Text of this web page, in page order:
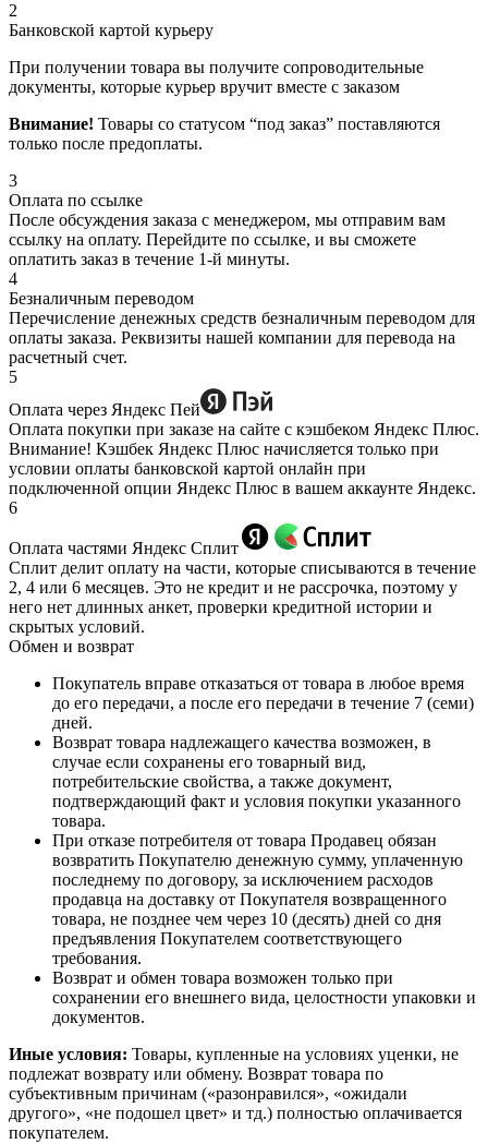
2
Банковской картой курьеру
При получении товара вы получите сопроводительные
документы, которые курьер вручит вместе с заказом
Внимание! Товары со статусом “под заказ” поставляются
только после предоплаты.
3
Оплата по ссылке
После обсуждения заказа с менеджером, мы отправим вам
ссылку на оплату. Перейдите по ссылке, и вы сможете
оплатить заказ в течение 1-й минуты.
4
Безналичным переводом
Перечисление денежных средств безналичным переводом для
оплаты заказа. Реквизиты нашей компании для перевода на
расчетный счет.
5
Оплата через Яндекс Пей
Оплата покупки при заказе на сайте с кэшбеком Яндекс Плюс.
Внимание! Кэшбек Яндекс Плюс начисляется только при
условии оплаты банковской картой онлайн при
подключенной опции Яндекс Плюс в вашем аккаунте Яндекс.
6
Оплата частями Яндекс Сплит
Сплит делит оплату на части, которые списываются в течение
2, 4 или 6 месяцев. Это не кредит и не рассрочка, поэтому у
него нет длинных анкет, проверки кредитной истории и
скрытых условий.
Обмен и возврат
Покупатель вправе отказаться от товара в любое время
до его передачи, а после его передачи в течение 7 (семи)
дней.
Возврат товара надлежащего качества возможен, в
случае если сохранены его товарный вид,
потребительские свойства, а также документ,
подтверждающий факт и условия покупки указанного
товара.
При отказе потребителя от товара Продавец обязан
возвратить Покупателю денежную сумму, уплаченную
последнему по договору, за исключением расходов
продавца на доставку от Покупателя возвращенного
товара, не позднее чем через 10 (десять) дней со дня
предъявления Покупателем соответствующего
требования.
Возврат и обмен товара возможен только при
сохранении его внешнего вида, целостности упаковки и
документов.
Иные условия: Товары, купленные на условиях уценки, не
подлежат возврату или обмену. Возврат товара по
субъективным причинам («разонравился», «ожидали
другого», «не подошел цвет» и тд.) полностью оплачивается
покупателем.